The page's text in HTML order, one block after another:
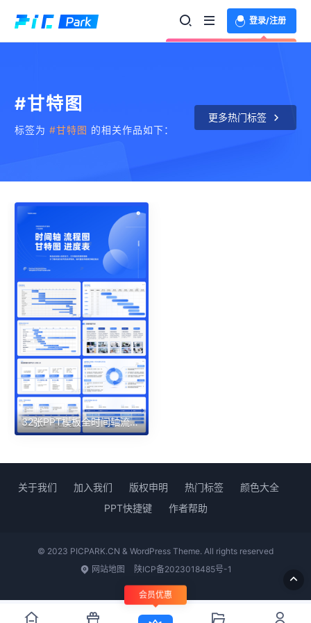
登录/注册
#甘特图
标签为#甘特图 的相关作品如下：
更多热门标签
32张PPT模板全时间轴流程图甘特图进度表
关于我们 加入我们 版权申明 热门标签
颜色大全
PPT快捷键
作者帮助
© 2023 PICPARK.CN & WordPress Theme. All rights reserved
网站地图
陕ICP备2023018485号-1
会员优惠